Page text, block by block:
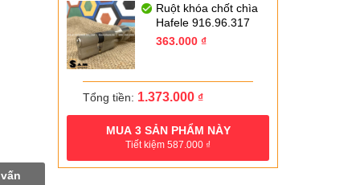
522.000 ₫.là:
366.000 ₫.
Ruột khóa chốt chìa
Hafele 916.96.317
Giá
518.000 ₫.
363.000 ₫Giá
là:
Tổng tiền: 1.373.000 ₫
MUA 3SẢN PHẨM NÀY
Tiết kiệm587.000 ₫